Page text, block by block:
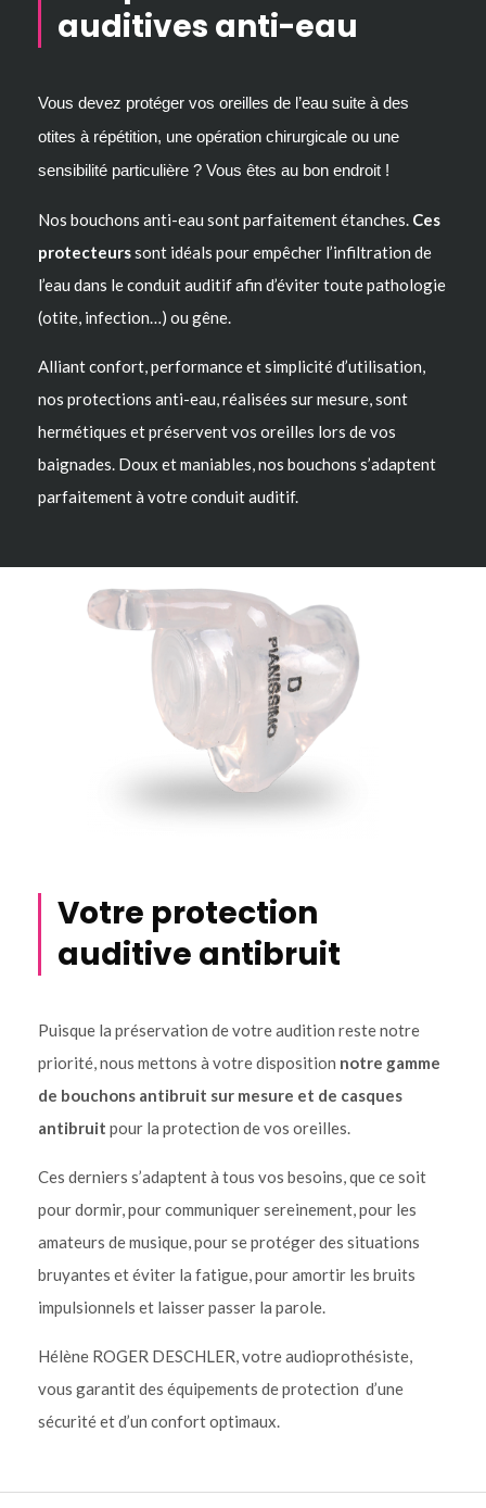
auditives anti-eau
Vous devez protéger vos oreilles de l’eau suite à des
otites à répétition, une opération chirurgicale ou une
sensibilité particulière ? Vous êtes au bon endroit !
Nos bouchons anti-eau sont parfaitement étanches. Ces
protecteurssont idéals pour empêcher l’infiltration de
l’eau dans le conduit auditif afin d’éviter toute pathologie
(otite, infection…) ou gêne.
Alliant confort, performance et simplicité d’utilisation,
nos protections anti-eau, réalisées sur mesure, sont
hermétiques et préservent vos oreilles lors de vos
baignades. Doux et maniables, nos bouchons s’adaptent
parfaitement à votre conduit auditif.
Votre protection
auditive antibruit
Puisque la préservation de votre audition reste notre
priorité, nous mettons à votre disposition notre gamme
de bouchons antibruit sur mesure et de casques
antibruit pour la protection de vos oreilles.
Ces derniers s’adaptent à tous vos besoins, que ce soit
pour dormir, pour communiquer sereinement, pour les
amateurs de musique, pour se protéger des situations
bruyantes et éviter la fatigue, pour amortir les bruits
impulsionnels et laisser passer la parole.
Hélène ROGER DESCHLER, votre audioprothésiste,
vous garantit des équipements de protection d’une
sécurité et d’un confort optimaux.